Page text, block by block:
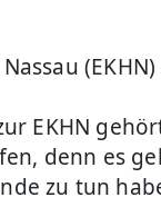
EKHN
denn es
zu tun